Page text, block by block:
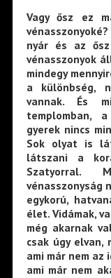
Vagy ősz ez
nyár és az
vénasszonyok
mindegy
a különbség,
vannak. És
templomban,
gyerek nincs
Sok olyat is
látszani a
Szatyorral.
vénasszonyság
egykorú,
élet. Vidámak,
még akarnak
csak úgy
ami már nem
ami már nem